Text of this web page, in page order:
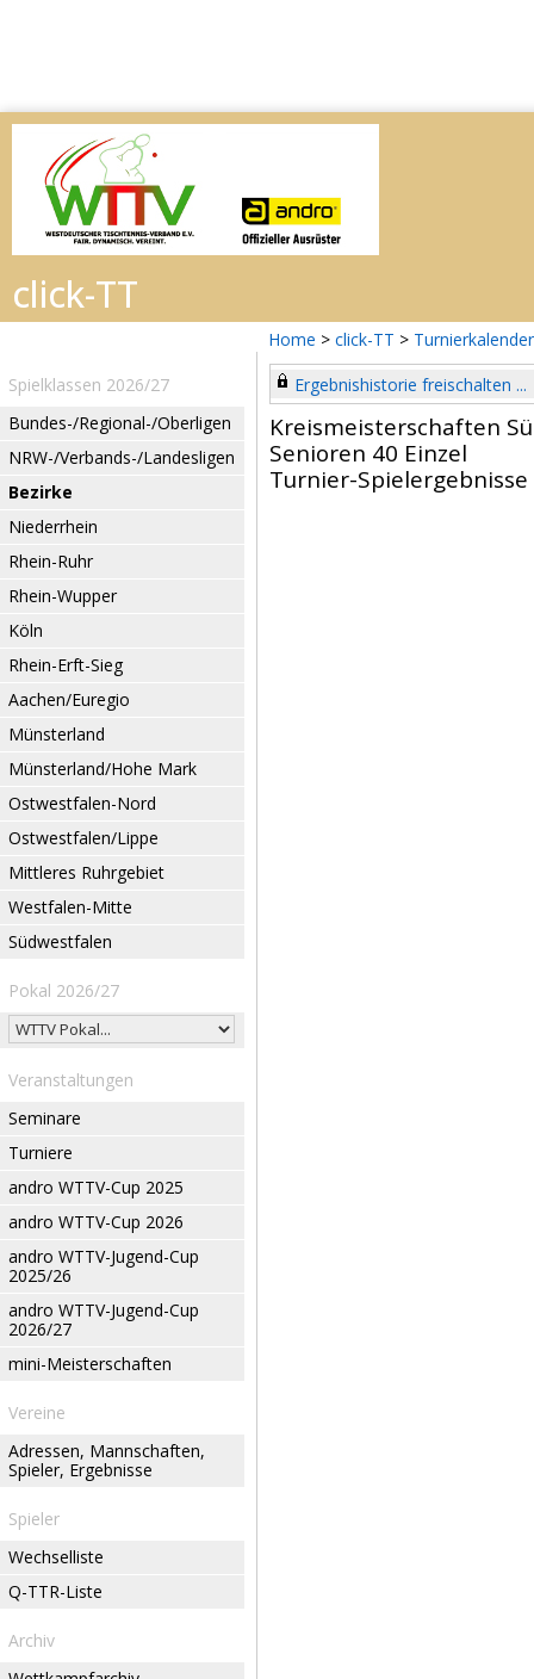
Home > click-TT > Turnierkalender
Spielklassen 2026/27
Bundes-/Regional-/Oberligen
NRW-/Verbands-/Landesligen
Bezirke
Niederrhein
Rhein-Ruhr
Rhein-Wupper
Köln
Rhein-Erft-Sieg
Aachen/Euregio
Münsterland
Münsterland/Hohe Mark
Ostwestfalen-Nord
Ostwestfalen/Lippe
Mittleres Ruhrgebiet
Westfalen-Mitte
Südwestfalen
Pokal 2026/27
Veranstaltungen
Seminare
Turniere
andro WTTV-Cup 2025
andro WTTV-Cup 2026
andro WTTV-Jugend-Cup
2025/26
andro WTTV-Jugend-Cup
2026/27
mini-Meisterschaften
Vereine
Adressen, Mannschaften,
Spieler, Ergebnisse
Spieler
Wechselliste
Q-TTR-Liste
Archiv
Ergebnishistorie freischalten ...
Kreismeisterschaften
Senioren 40 Einzel
Turnier-Spielergebnisse